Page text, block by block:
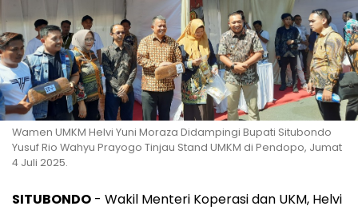
Wamen UMKM Helvi Yuni Moraza Didampingi Bupati Situbondo
Yusuf Rio Wahyu Prayogo Tinjau Stand UMKM di Pendopo, Jumat
4 Juli 2025.
SITUBONDO - Wakil Menteri Koperasi dan UKM, Helvi